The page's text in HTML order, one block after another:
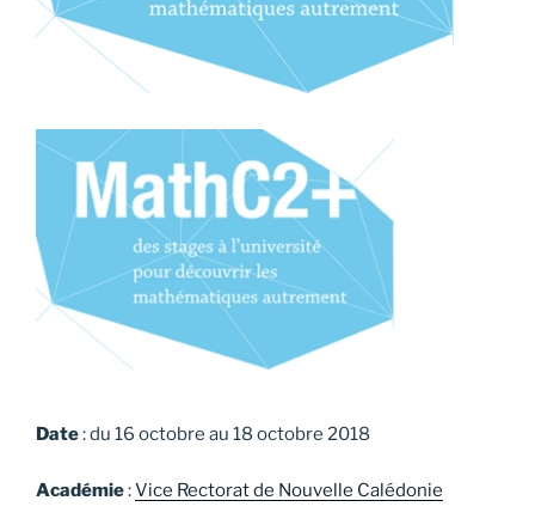
Date: du 16 octobre au 18 octobre 2018
Académie:Vice Rectorat de Nouvelle Calédonie